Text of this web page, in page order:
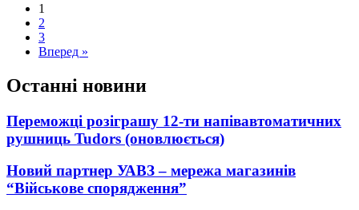
1
2
3
Вперед »
Останні новини
Переможці розіграшу 12-ти напівавтоматичних
рушниць Tudors (оновлюється)
Новий партнер УАВЗ – мережа магазинів
“Військове спорядження”